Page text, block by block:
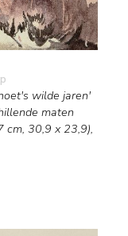
wilde jaren'
maten
cm, 30,9 x 23,9),